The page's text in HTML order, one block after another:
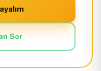
Sor